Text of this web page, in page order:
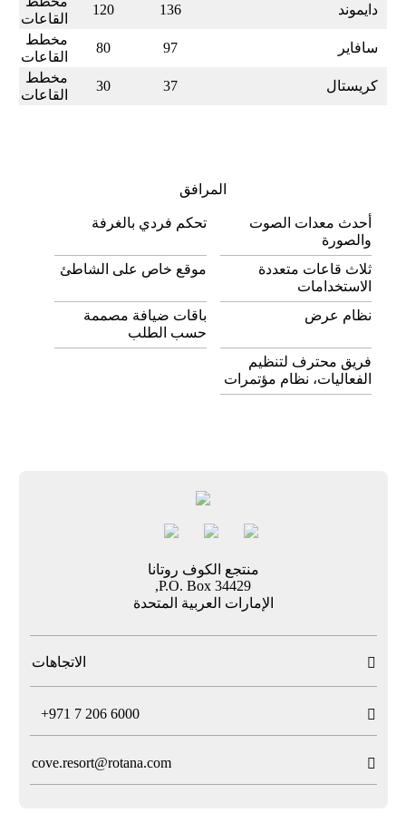
دايموند 136
120
القاعات
سافاير
97
80
مخطط
القاعات
كريستال
37
30
مخطط
القاعات
المرافق
أحدث معدات الصوت
والصورة
تحكم فردي بالغرفة
ثلاث قاعات متعددة
الاستخدامات
موقع خاص على الشاطئ
نظام عرض
باقات ضيافة مصممة
حسب الطلب
فريق محترف لتنظيم
الفعاليات، نظام مؤتمرات
منتجع الكوف روتانا
P.O. Box 34429,
الإمارات العربية المتحدة
 الاتجاهات

+971 7 206 6000

cove.resort@rotana.com